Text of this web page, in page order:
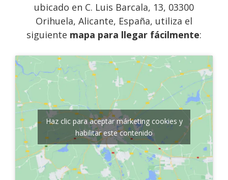
ubicado en C. Luis Barcala, 13, 03300
Orihuela, Alicante, España, utiliza el
siguiente mapa para llegar fácilmente:
Haz clic para aceptar márketing cookies y
habilitar este contenido